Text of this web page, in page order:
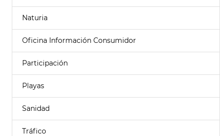
Naturia
Oficina Información Consumidor
Participación
Playas
Sanidad
Tráfico